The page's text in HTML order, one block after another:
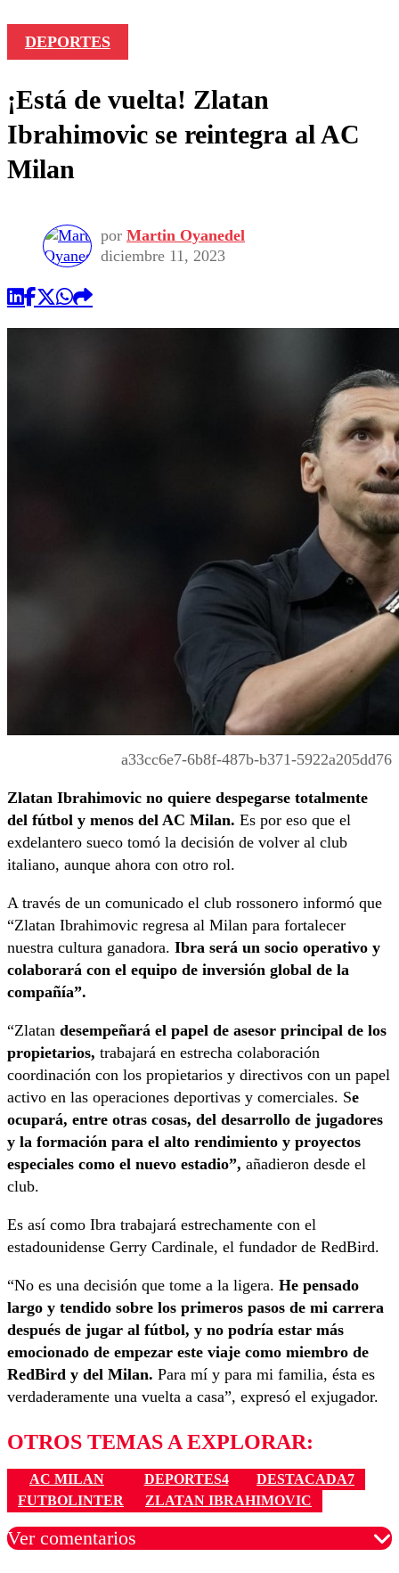
DEPORTES
¡Está de vuelta! Zlatan
Ibrahimovic se reintegra al AC
Milan
por Martin Oyanedel
diciembre 11, 2023
a33cc6e7-6b8f-487b-b371-5922a205dd76
Zlatan Ibrahimovic no quiere despegarse totalmente
del fútbol y menos del AC Milan. Es por eso que el
exdelantero sueco tomó la decisión de volver al club
italiano, aunque ahora con otro rol.
A través de un comunicado el club rossonero informó que
“Zlatan Ibrahimovic regresa al Milan para fortalecer
nuestra cultura ganadora. Ibra será un socio operativo y
colaborará con el equipo de inversión global de la
compañía”.
“Zlatan desempeñará el papel de asesor principal de los
propietarios, trabajará en estrecha colaboración
coordinación con los propietarios y directivos con un papel
activo en las operaciones deportivas y comerciales. Se
ocupará, entre otras cosas, del desarrollo de jugadores
y la formación para el alto rendimiento y proyectos
especiales como el nuevo estadio”, añadieron desde el
club.
Es así como Ibra trabajará estrechamente con el
estadounidense Gerry Cardinale, el fundador de RedBird.
“No es una decisión que tome a la ligera. He pensado
largo y tendido sobre los primeros pasos de mi carrera
después de jugar al fútbol, y no podría estar más
emocionado de empezar este viaje como miembro de
RedBird y del Milan. Para mí y para mi familia, ésta es
verdaderamente una vuelta a casa”, expresó el exjugador.
OTROS TEMAS A EXPLORAR:
AC MILAN DEPORTES4
DESTACADA7
FUTBOLINTER
ZLATAN IBRAHIMOVIC
Ver comentarios